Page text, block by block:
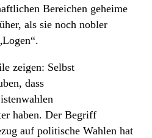
Bereichen geheime
als sie noch nobler
zeigen: Selbst
dass
haben. Der Begriff
auf politische Wahlen hat